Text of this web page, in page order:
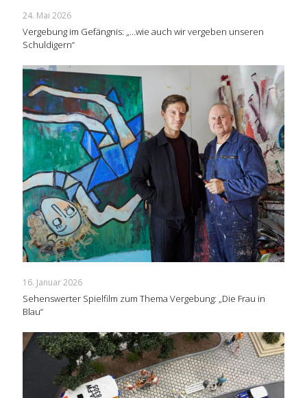
24. Mai 2026
Vergebung im Gefängnis: „…wie auch wir vergeben unseren
Schuldigern“
16. Januar 2026
Sehenswerter Spielfilm zum Thema Vergebung: „Die Frau in
Blau“